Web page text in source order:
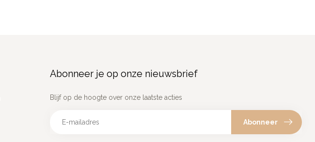
Abonneer je op onze nieuwsbrief
Blijf op de hoogte over onze laatste acties
Abonneer